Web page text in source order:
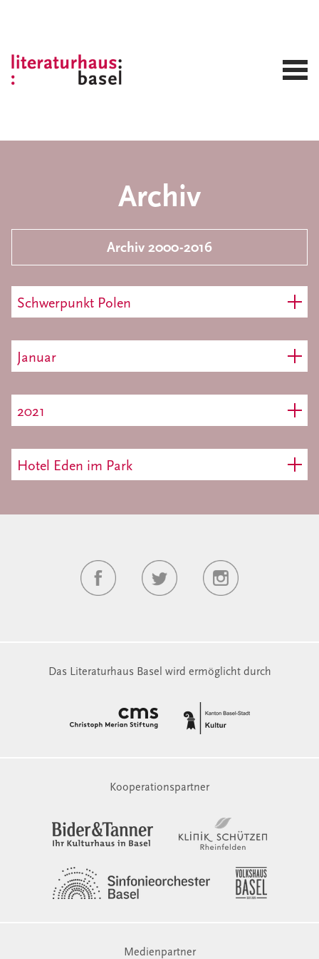
Archiv
Archiv 2000-2016
Schwerpunkt Polen
Januar
2021
Hotel Eden im Park
Das Literaturhaus Basel wird ermöglicht durch
Kooperationspartner
Medienpartner